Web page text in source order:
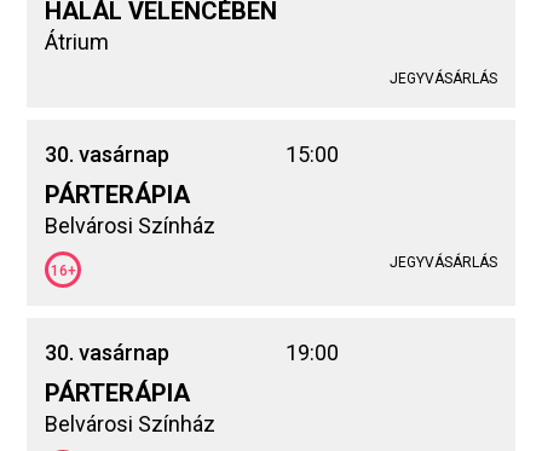
HALÁL VELENCÉBEN
Átrium
JEGYVÁSÁRLÁS
30. vasárnap 15:00
PÁRTERÁPIA
Belvárosi Színház
16+ JEGYVÁSÁRLÁS
30. vasárnap 19:00
PÁRTERÁPIA
Belvárosi Színház